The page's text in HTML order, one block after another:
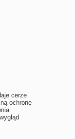
cerze
ochronę